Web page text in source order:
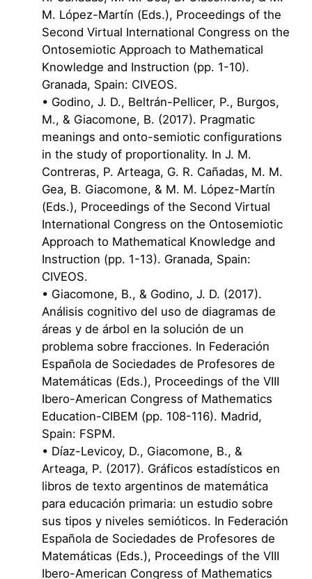
M. López-Martín (Eds.), Proceedings of the
Second Virtual International Congress on the
Ontosemiotic Approach to Mathematical
Knowledge and Instruction (pp. 1-10).
Granada, Spain: CIVEOS.
• Godino, J. D., Beltrán-Pellicer, P., Burgos,
M., & Giacomone, B. (2017). Pragmatic
meanings and onto-semiotic configurations
in the study of proportionality. In J. M.
Contreras, P. Arteaga, G. R. Cañadas, M. M.
Gea, B. Giacomone, & M. M. López-Martín
(Eds.), Proceedings of the Second Virtual
International Congress on the Ontosemiotic
Approach to Mathematical Knowledge and
Instruction (pp. 1-13). Granada, Spain:
CIVEOS.
• Giacomone, B., & Godino, J. D. (2017).
Análisis cognitivo del uso de diagramas de
áreas y de árbol en la solución de un
problema sobre fracciones. In Federación
Española de Sociedades de Profesores de
Matemáticas (Eds.), Proceedings of the VIII
Ibero-American Congress of Mathematics
Education-CIBEM (pp. 108-116). Madrid,
Spain: FSPM.
• Díaz-Levicoy, D., Giacomone, B., &
Arteaga, P. (2017). Gráficos estadísticos en
libros de texto argentinos de matemática
para educación primaria: un estudio sobre
sus tipos y niveles semióticos. In Federación
Española de Sociedades de Profesores de
Matemáticas (Eds.), Proceedings of the VIII
Ibero-American Congress of Mathematics